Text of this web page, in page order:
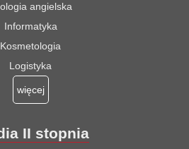
angielska
Informatyka
Kosmetologia
Logistyka
więcej
II stopnia